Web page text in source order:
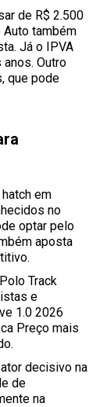
de R$ 2.500
Auto também
Já o IPVA
Outro
que pode
em
no
optar pelo
aposta
Track
e
1.0 2026
Preço mais
decisivo na
de
na